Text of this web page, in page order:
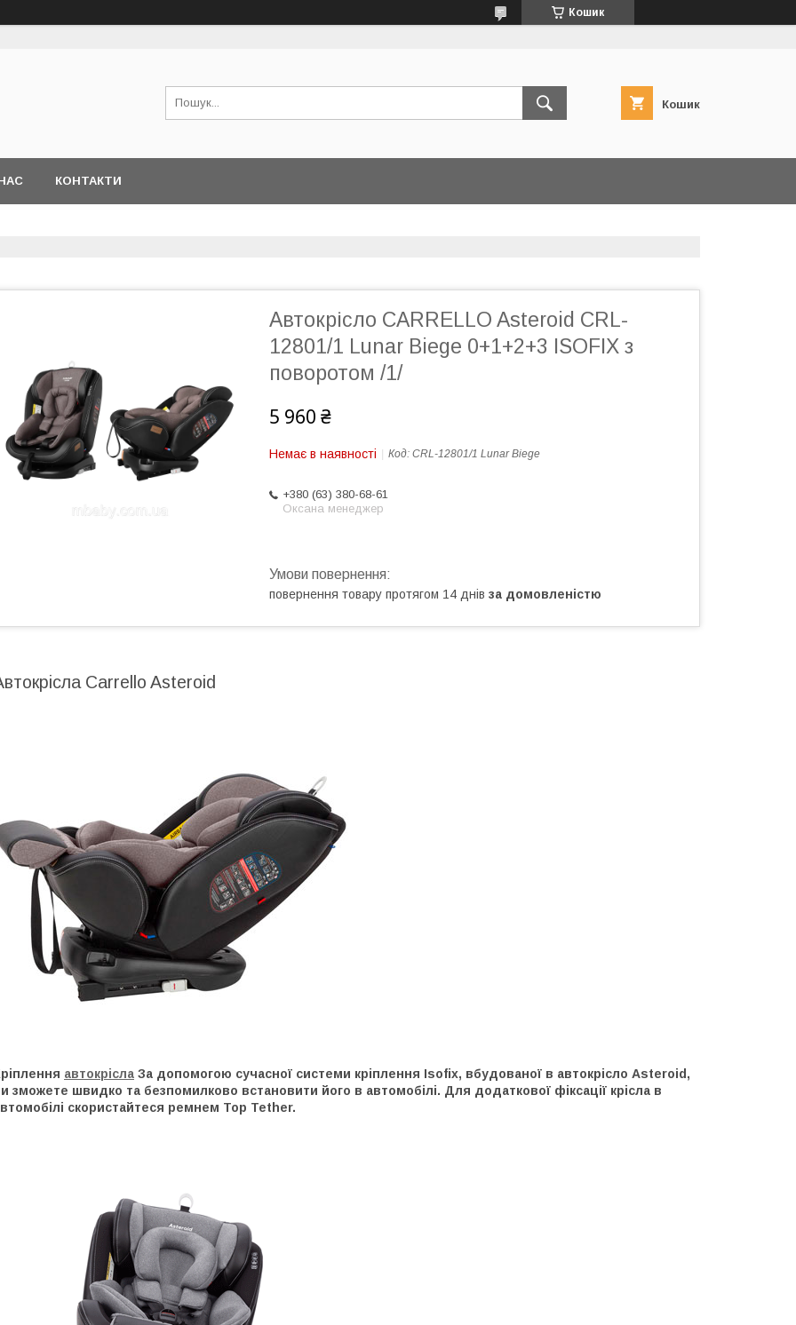
Кошик
Кошик
КОНТАКТИ
Автокрісло CARRELLO Asteroid CRL-
12801/1 Lunar Biege 0+1+2+3 ISOFIX з
поворотом /1/
5 960 ₴
Немає в наявності Код: CRL-12801/1 Lunar Biege
+380 (63) 380-68-61
Оксана менеджер
повернення товару протягом 14 днів за домовленістю
Carrello Asteroid
автокрісла За допомогою сучасної системи кріплення Isofix, вбудованої в автокрісло Asteroid,
зможете швидко та безпомилково встановити його в автомобілі. Для додаткової фіксації крісла в
скористайтеся ремнем Top Tether.